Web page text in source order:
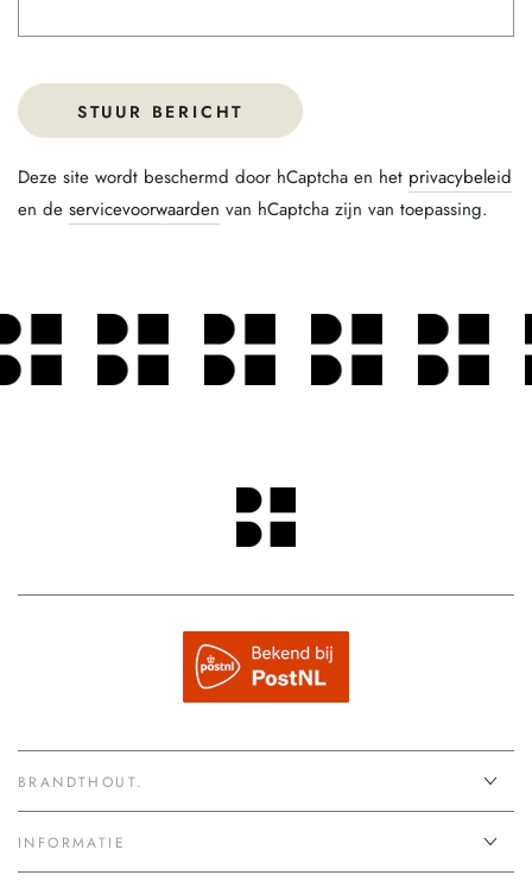
STUUR BERICHT
Deze site wordt beschermd door hCaptcha en het privacybeleid
en de servicevoorwaarden van hCaptcha zijn van toepassing.
BRANDTHOUT.
INFORMATIE